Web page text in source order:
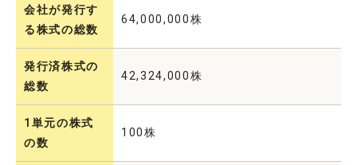
会社が発行す
る株式の総数
64,000,000株
発行済株式の
総数
42,324,000株
1単元の株式
の数
100株